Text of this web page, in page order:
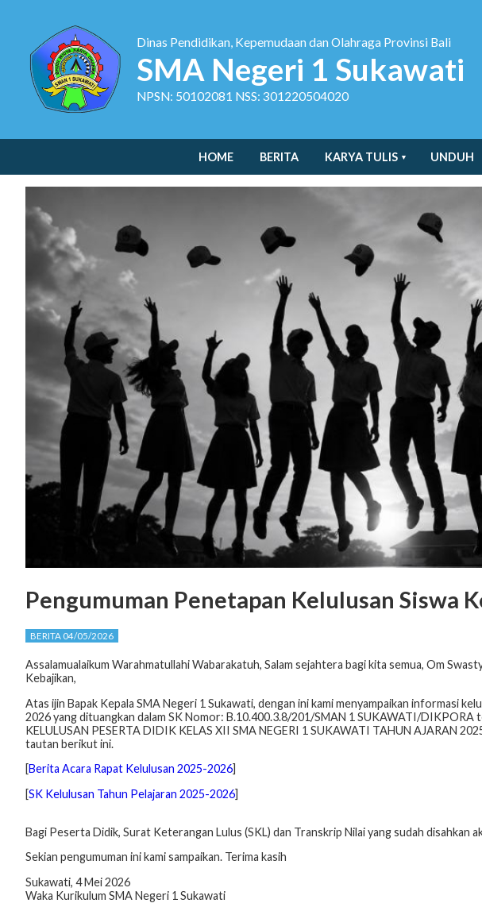
Dinas Pendidikan, Kepemudaan dan Olahraga Provinsi Bali
SMA Negeri 1 Sukawati
NPSN: 50102081 NSS: 301220504020
HOME BERITA KARYA TULIS UNDUH
Pengumuman Penetapan Kelulusan Siswa
BERITA 04/05/2026
Assalamualaikum Warahmatullahi Wabarakatuh, Salam sejahtera bagi kita semua, Om
Kebajikan,
Atas ijin Bapak Kepala SMA Negeri 1 Sukawati, dengan ini kami menyampaikan informasi
2026 yang dituangkan dalam SK Nomor: B.10.400.3.8/201/SMAN 1 SUKAWATI/DIKPORA
KELULUSAN PESERTA DIDIK KELAS XII SMA NEGERI 1 SUKAWATI TAHUN AJARAN
tautan berikut ini.
[Berita Acara Rapat Kelulusan 2025-2026]
[SK Kelulusan Tahun Pelajaran 2025-2026]
Bagi Peserta Didik, Surat Keterangan Lulus (SKL) dan Transkrip Nilai yang sudah disahkan
Sekian pengumuman ini kami sampaikan. Terima kasih
Sukawati, 4 Mei 2026
Waka Kurikulum SMA Negeri 1 Sukawati